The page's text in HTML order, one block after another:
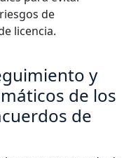
de
licencia.
y
de los
de